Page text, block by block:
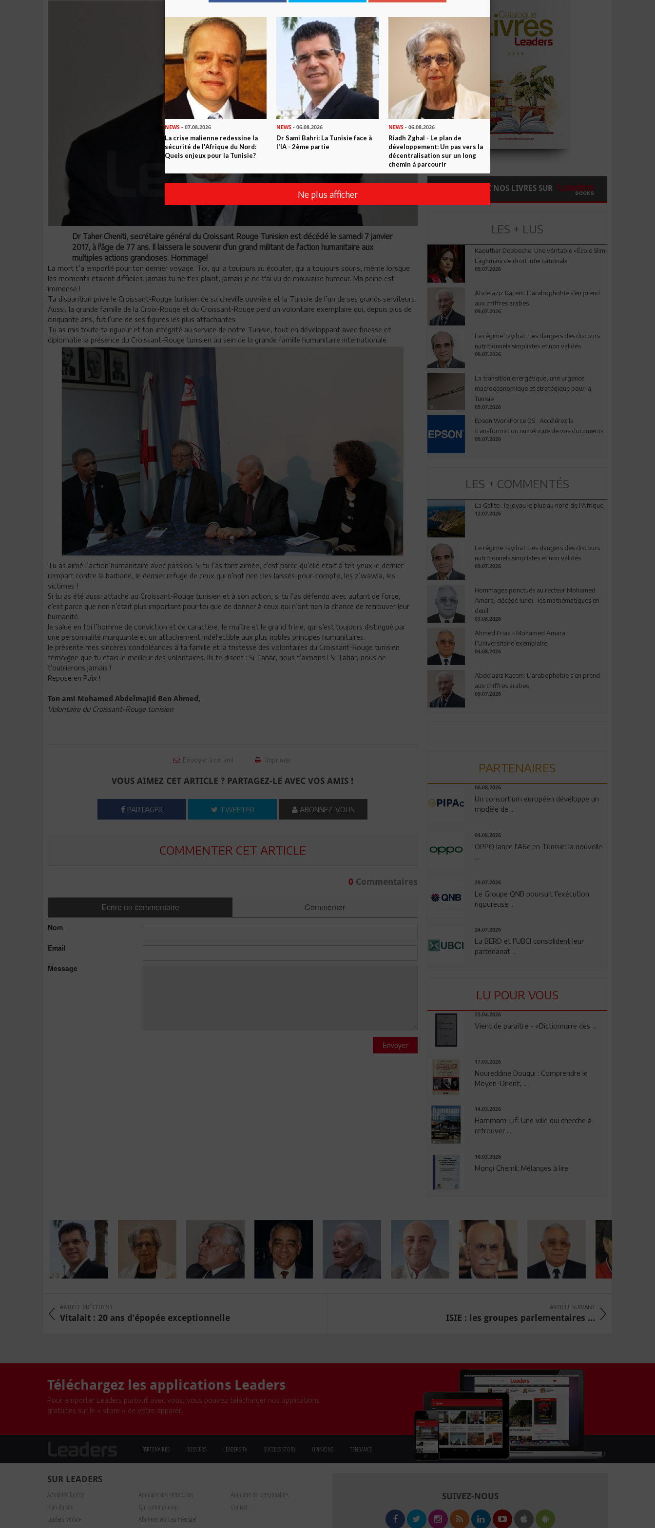
Dr Taher Cheniti, secrétaire général du Croissant Rouge Tunisien est décédé le samedi 7 janvier
2017, à l'âge de 77 ans. Il laissera le souvenir d'un grand militant de l'action humanitaire aux
multiples actions grandioses. Hommage!
La mort t’a emporté pour ton dernier voyage. Toi, qui a toujours su écouter, qui a toujours souris, même lorsque
les moments étaient difficiles. Jamais tu ne t'es plaint, jamais je ne t'ai vu de mauvaise humeur. Ma peine est
immense !
Ta disparition prive le Croissant-Rouge tunisien de sa cheville ouvrière et la Tunisie de l’un de ses grands serviteurs.
Aussi, la grande famille de la Croix-Rouge et du Croissant-Rouge perd un volontaire exemplaire qui, depuis plus de
cinquante ans, fut l’une de ses figures les plus attachantes.
Tu as mis toute ta rigueur et ton intégrité au service de notre Tunisie, tout en développant avec finesse et
diplomatie la présence du Croissant-Rouge tunisien au sein de la grande famille humanitaire internationale.
Tu as aimé l’action humanitaire avec passion. Si tu l’as tant aimée, c’est parce qu’elle était à tes yeux le dernier
rempart contre la barbarie, le dernier refuge de ceux qui n’ont rien : les laissés-pour-compte, les z’wawla, les
victimes !
Si tu as été aussi attaché au Croissant-Rouge tunisien et à son action, si tu l’as défendu avec autant de force,
c’est parce que rien n’était plus important pour toi que de donner à ceux qui n’ont rien la chance de retrouver leur
humanité.
Je salue en toi l’homme de conviction et de caractère, le maître et le grand frère, qui s’est toujours distingué par
une personnalité marquante et un attachement indéfectible aux plus nobles principes humanitaires.
Je présente mes sincères condoléances à ta famille et la tristesse des volontaires du Croissant-Rouge tunisien
témoigne que tu étais le meilleur des volontaires. Ils te disent : Si Tahar, nous t’aimons ! Si Tahar, nous ne
t’oublierons jamais !
Repose en Paix !
Ton ami Mohamed Abdelmajid Ben Ahmed,
Volontaire du Croissant-Rouge tunisien
Envoyer à un ami Imprimer
VOUS AIMEZ CET ARTICLE ? PARTAGEZ-LE AVEC VOS AMIS !
PARTAGER TWEETER ABONNEZ-VOUS
COMMENTER CET ARTICLE
0Commentaires
Ecrire un commentaire Commenter
Nom
Email
Message
Envoyer
COMMANDEZ NOS LIVRES SUR
LES + LUS
Kaouthar Debbeche: Une véritable «École Slim
Laghmani de droit international»
09.07.2026
Abdelaziz Kacem: L’arabophobie s’en prend
aux chiffres arabes
09.07.2026
Le régime Tayibat: Les dangers des discours
nutritionnels simplistes et non validés
09.07.2026
La transition énergétique, une urgence
macroéconomique et stratégique pour la
Tunisie
09.07.2026
Epson WorkForce DS : Accélérez la
transformation numérique de vos documents
09.07.2026
LES + COMMENTÉS
La Galite : le joyau le plus au nord de l'Afrique
12.07.2026
Le régime Tayibat: Les dangers des discours
nutritionnels simplistes et non validés
09.07.2026
Hommages ponctués au recteur Mohamed
Amara, décédé lundi : les mathématiques en
deuil
03.08.2026
Ahmed Friaa - Mohamed Amara:
l’Universitaire exemplaire
04.08.2026
Abdelaziz Kacem: L’arabophobie s’en prend
aux chiffres arabes
09.07.2026
PARTENAIRES
06.08.2026
Un consortium européen développe un
modèle de ...
04.08.2026
OPPO lance l'A6c en Tunisie: la nouvelle
...
29.07.2026
Le Groupe QNB poursuit l’exécution
rigoureuse ...
24.07.2026
La BERD et l’UBCI consolident leur
partenariat ...
LU POUR VOUS
23.04.2026
Vient de paraître - «Dictionnaire des ...
17.03.2026
Noureddine Dougui : Comprendre le
Moyen-Orient, ...
14.03.2026
Hammam-Lif: Une ville qui cherche à
retrouver ...
10.03.2026
Mongi Chemli: Mélanges à lire
ARTICLE PRÉCÉDENT
Vitalait : 20 ans d’épopée exceptionnelle
ARTICLE SUIVANT
ISIE : les groupes parlementaires ...
Téléchargez les applications Leaders
Pour emporter Leaders partout avec vous, vous pouvez télécharger nos applications
gratuites sur le « store » de votre appareil.
PARTENAIRES DOSSIERS LEADERS TV SUCCESS STORY OPINIONS TENDANCE
SUR LEADERS
Actualités Tunisie Annuaire des entreprises
Annuaire de personnalités
Plan du site
Qui sommes nous
Contact
Leaders Mobile
Abonnez-vous au mensuel
SUIVEZ-NOUS
NEWS - 07.08.2026
La crise malienne redessine la
sécurité de l'Afrique du Nord:
Quels enjeux pour la Tunisie?
NEWS - 06.08.2026
Dr Sami Bahri: La Tunisie face à
l'IA - 2ème partie
NEWS- 06.08.2026
Riadh Zghal - Le plan de
développement: Un pas vers la
décentralisation sur un long
chemin à parcourir
Ne plus afficher